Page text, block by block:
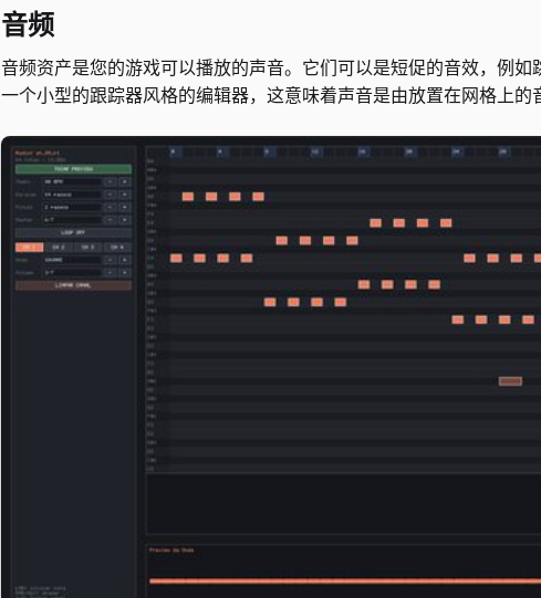
音频
音频资产是您的游戏可以播放的声音。它们可以是短促的音效，例
一个小型的跟踪器风格的编辑器，这意味着声音是由放置在网格上